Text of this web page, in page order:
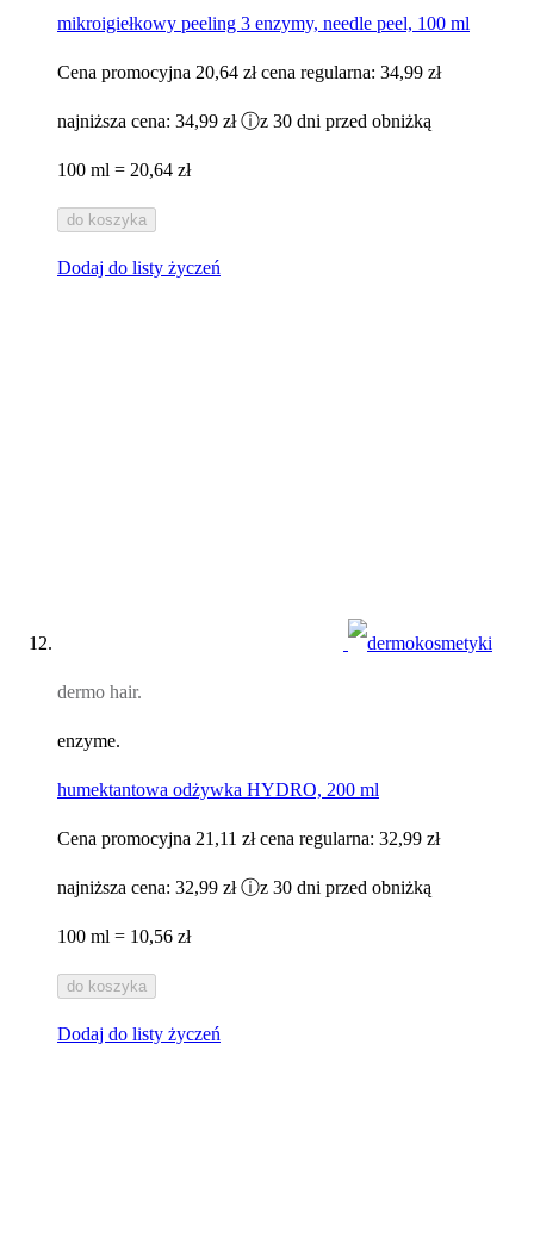
mikroigiełkowy peeling 3 enzymy, needle peel, 100 ml
Cena promocyjna 20,64 zł cena regularna: 34,99 zł
najniższa cena: 34,99 zł ⓘz 30 dni przed obniżką
100 ml = 20,64 zł
do koszyka
Dodaj do listy życzeń
dermo hair.
enzyme.
humektantowa odżywka HYDRO, 200 ml
Cena promocyjna 21,11 zł cena regularna: 32,99 zł
najniższa cena: 32,99 zł ⓘz 30 dni przed obniżką
100 ml = 10,56 zł
do koszyka
Dodaj do listy życzeń